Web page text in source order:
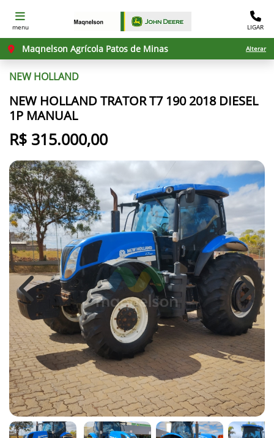
menu LIGAR
Maqnelson Agrícola Patos de Minas Alterar
NEW HOLLAND
NEW HOLLAND TRATOR T7 190 2018 DIESEL
1P MANUAL
R$ 315.000,00
Previous Next